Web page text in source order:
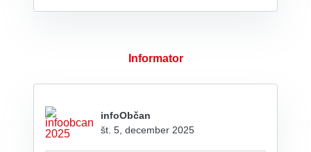
Informator
infoObčan
št. 5, december 2025